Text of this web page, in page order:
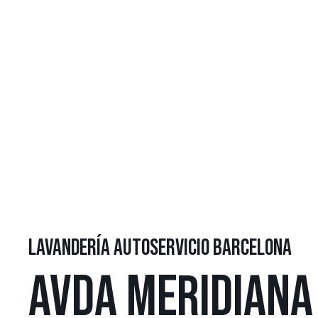
LAVANDERÍA AUTOSERVICIO BARCELONA
AVDA